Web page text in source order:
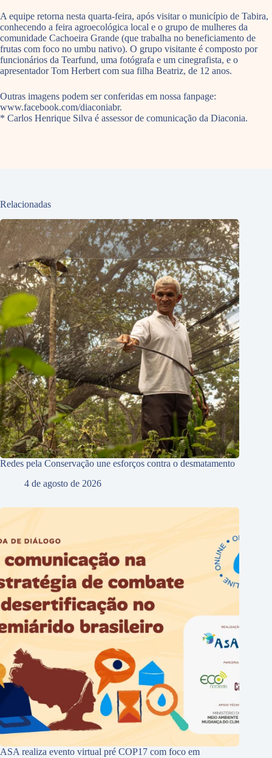
A equipe retorna nesta quarta-feira, após visitar o município de Tabira,
conhecendo a feira agroecológica local e o grupo de mulheres da
comunidade Cachoeira Grande (que trabalha no beneficiamento de
frutas com foco no umbu nativo). O grupo visitante é composto por
funcionários da Tearfund, uma fotógrafa e um cinegrafista, e o
apresentador Tom Herbert com sua filha Beatriz, de 12 anos.
Outras imagens podem ser conferidas em nossa fanpage:
www.facebook.com/diaconiabr.
* Carlos Henrique Silva é assessor de comunicação da Diaconia.
Relacionadas
Redes pela Conservação une esforços contra o desmatamento
4 de agosto de 2026
ASA realiza evento virtual pré COP17 com foco em